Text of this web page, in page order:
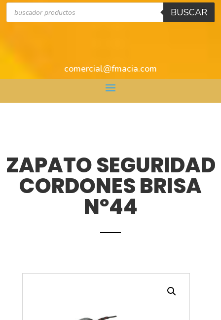
Búsqueda
de
productos
BUSCAR
comercial@fmacia.com
ZAPATO SEGURIDAD
CORDONES BRISA
Nº44